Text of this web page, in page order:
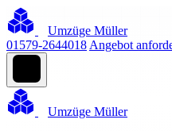
Umzüge Müller
01579-2644018 Angebot
Umzüge Müller